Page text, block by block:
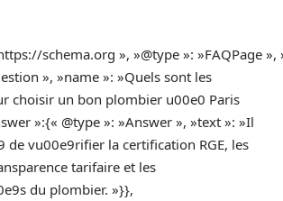
schema.org », »@type »: »FAQPage
», »name »: »Quels sont les
choisir un bon plombier u00e0 Paris
»:{« @type »: »Answer », »text »: »Il
de vu00e9rifier la certification RGE, les
tarifaire et les
du plombier. »}},